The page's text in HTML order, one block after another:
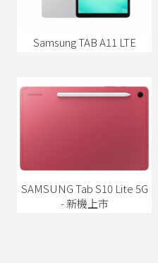
Samsung TAB A11 LTE
SAMSUNG Tab S10 Lite 5G
- 新機上市